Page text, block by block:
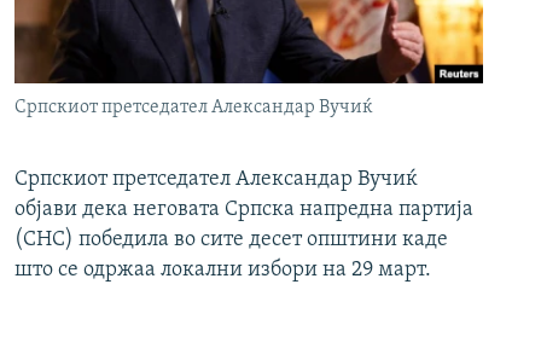
Српскиот претседател Александар Вучиќ
Српскиот претседател Александар Вучиќ
објави дека неговата Српска напредна партија
(СНС) победила во сите десет општини каде
што се одржаа локални избори на 29 март.